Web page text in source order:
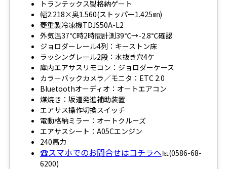
トランテックス製格納ゲート
幅2.218×奥1.560(ストッパー1.425㎜)
菱重製冷凍機TDJS50A-L2
外気温37℃時2時間計測39℃→-2.8℃確認
ジョロダーレール4列：キーストン床
ラッシングレール2段：水抜き穴4ケ
庫内エアサスリモコン：ジョロダーケース
カラーバックカメラ／モニタ：ETC 2.0
Bluetoothオーディオ：オートエアコン
煤焼き：坂道発進補助装置
エアサス操作切換スイッチ
電動格納ミラー：オートクルーズ
エアサスシート：A05Cエンジン
240馬力
☎スマホでのお問合せはコチラへ℡(0586-68-
6200)